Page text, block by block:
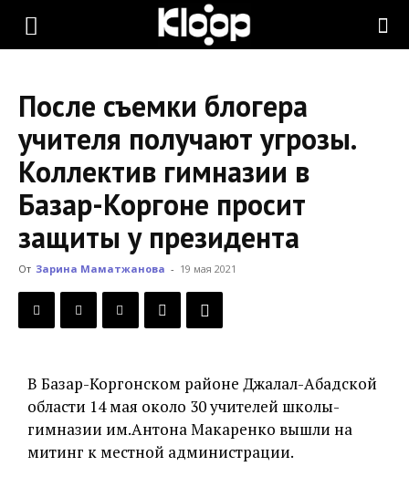
KLOOP.KG
Новости
Кыргызстана
После съемки блогера
учителя получают угрозы.
Коллектив гимназии в
Базар-Коргоне просит
защиты у президента
От Зарина Маматжанова - 19 мая 2021
В Базар-Коргонском районе Джалал-Абадской
области 14 мая около 30 учителей школы-
гимназии им.Антона Макаренко вышли на
митинг к местной администрации.